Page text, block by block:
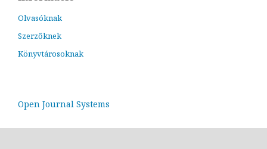
Olvasóknak
Szerzőknek
Könyvtárosoknak
Open Journal Systems